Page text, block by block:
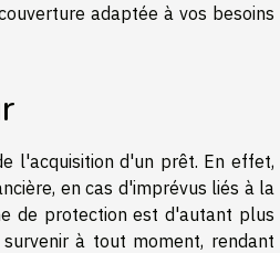
adaptée à vos besoins
l'acquisition d'un prêt. En effet,
en cas d'imprévus liés à la
de protection est d'autant plus
à tout moment, rendant